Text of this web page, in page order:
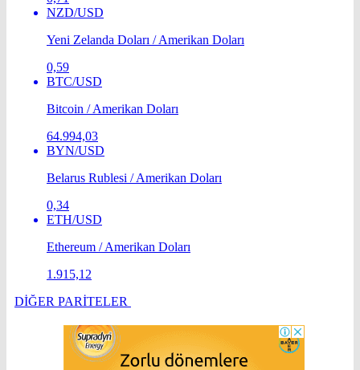
NZD/USD
Yeni Zelanda Doları / Amerikan Doları
0,59
BTC/USD
Bitcoin / Amerikan Doları
64.994,03
BYN/USD
Belarus Rublesi / Amerikan Doları
0,34
ETH/USD
Ethereum / Amerikan Doları
1.915,12
DİĞER PARİTELER